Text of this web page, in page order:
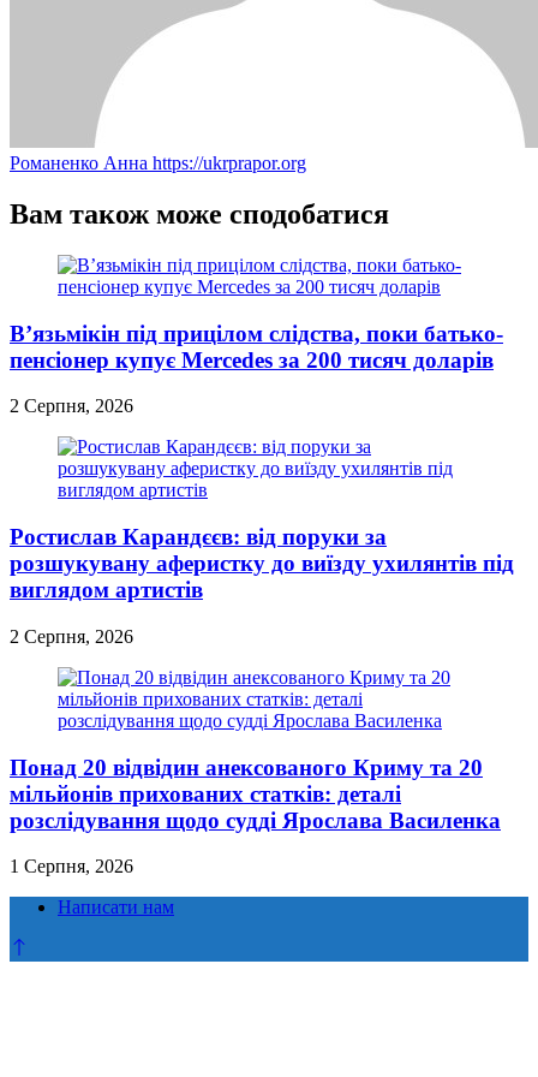
Романенко Анна https://ukrprapor.org
Вам також може сподобатися
В’язьмікін під прицілом слідства, поки батько-
пенсіонер купує Mercedes за 200 тисяч доларів
2 Серпня, 2026
Ростислав Карандєєв: від поруки за
розшукувану аферистку до виїзду ухилянтів під
виглядом артистів
2 Серпня, 2026
Понад 20 відвідин анексованого Криму та 20
мільйонів прихованих статків: деталі
розслідування щодо судді Ярослава Василенка
1 Серпня, 2026
Написати нам
Прокрутка
до